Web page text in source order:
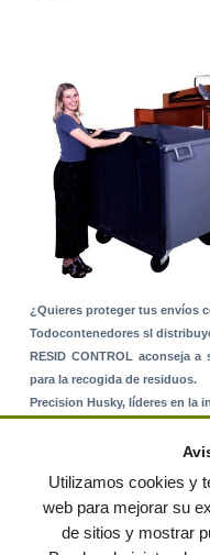
¿Quieres proteger tus envíos
Todocontenedores sl
RESID CONTROL aconseja
para la recogida de residuos.
Precision Husky, líderes en la
© residuos.com - Todos los
Utilizamos cookies y
web para mejorar su
de sitios y mostrar